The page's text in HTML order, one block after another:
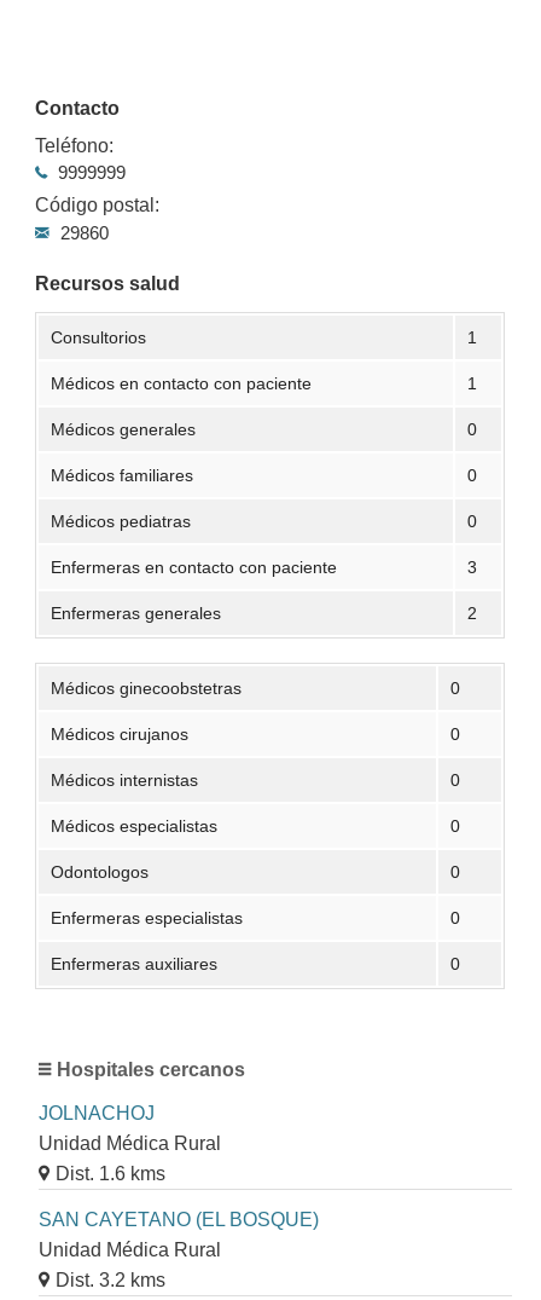
Contacto
Teléfono:
9999999
Código postal:
29860
Recursos salud
Consultorios 1
Médicos en contacto con paciente 1
Médicos generales 0
Médicos familiares 0
Médicos pediatras 0
Enfermeras en contacto con paciente 3
Enfermeras generales 2
Médicos ginecoobstetras 0
Médicos cirujanos 0
Médicos internistas 0
Médicos especialistas 0
Odontologos 0
Enfermeras especialistas 0
Enfermeras auxiliares 0
Hospitales cercanos
JOLNACHOJ
Unidad Médica Rural
Dist. 1.6 kms
SAN CAYETANO (EL BOSQUE)
Unidad Médica Rural
Dist. 3.2 kms